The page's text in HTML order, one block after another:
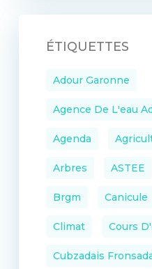
ÉTIQUETTES
Adour Garonne
Agence De L'eau
Agenda
Arbres ASTEE
Brgm Canicule
Climat Cours
Cubzadais